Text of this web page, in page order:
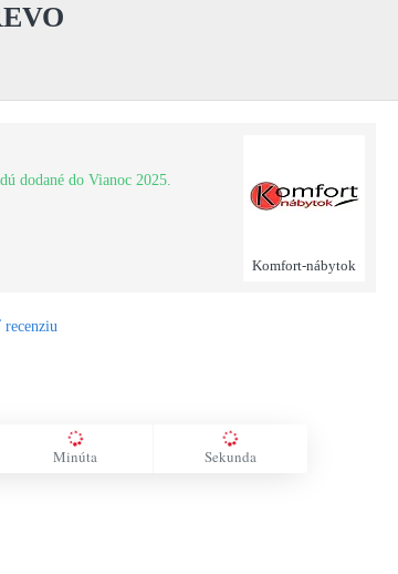
dodané do Vianoc 2025.
Komfort-nábytok
recenziu
Minúta Sekunda